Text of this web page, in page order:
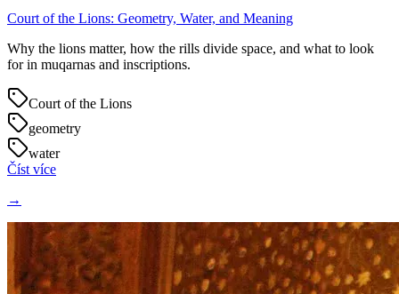
Court of the Lions: Geometry, Water, and Meaning
Why the lions matter, how the rills divide space, and what to look
for in muqarnas and inscriptions.
Court of the Lions
geometry
water
Číst více
→